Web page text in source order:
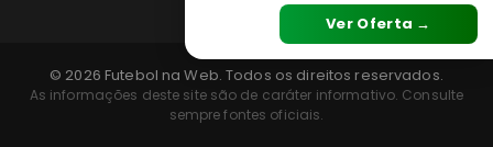
Ver Oferta →
© 2026 Futebol na Web. Todos os direitos reservados.
As informações deste site são de caráter informativo. Consulte
sempre fontes oficiais.